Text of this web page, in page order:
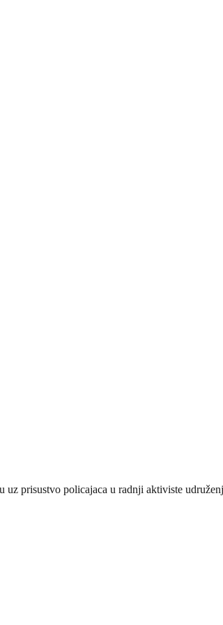
prisustvo policajaca u radnji aktiviste